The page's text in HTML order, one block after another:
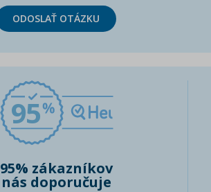
ODOSLAŤ OTÁZKU
95
95% zákazníkov
nás doporučuje